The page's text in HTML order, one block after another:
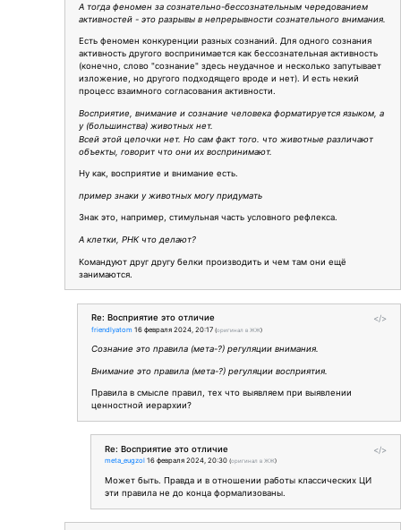
А тогда феномен за сознательно-бессознательным чередованием
активностей - это разрывы в непрерывности сознательного внимания.
Есть феномен конкуренции разных сознаний. Для одного сознания
активность другого воспринимается как бессознательная активность
(конечно, слово "сознание" здесь неудачное и несколько запутывает
изложение, но другого подходящего вроде и нет). И есть некий
процесс взаимного согласования активности.
Восприятие, внимание и сознание человека форматируется языком, а
у (большинства) животных нет.
Всей этой цепочки нет. Но сам факт того. что животные различают
объекты, говорит что они их воспринимают.
Ну как, восприятие и внимание есть.
пример знаки у животных могу придумать
Знак это, например, стимульная часть условного рефлекса.
А клетки, РНК что делают?
Командуют друг другу белки производить и чем там они ещё
занимаются.
</>
Re: Восприятие это отличие
friendlyatom 16 февраля 2024, 20:17 (оригинал в ЖЖ)
Сознание это правила (мета-?) регуляции внимания.
Внимание это правила (мета-?) регуляции восприятия.
Правила в смысле правил, тех что выявляем при выявлении
ценностной иерархии?
</>
Re: Восприятие это отличие
meta_eugzol 16 февраля 2024, 20:30 (оригинал в ЖЖ)
Может быть. Правда и в отношении работы классических ЦИ
эти правила не до конца формализованы.